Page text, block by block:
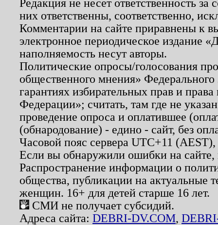
Редакция не несет ответственность
них ответственны, соответственно,
Комментарии на сайте приравнены к
электронное периодическое издание
наполняемость несут авторы.
Политические опросы/голосования
общественного мнения»
гарантиях избирательных прав и
Федерации»; считать, там где не
проведение опроса и оплатившее
(обнародование) - едино - сайт, без
Часовой пояс сервера UTC+11
Если вы обнаружили ошибки на
Распространение информации о
общества, публикации на актуальные
женщин. 16+ для детей старше 16 лет.
СМИ не получает субсидий.
Адреса сайта: DEBRI-DV.COM,